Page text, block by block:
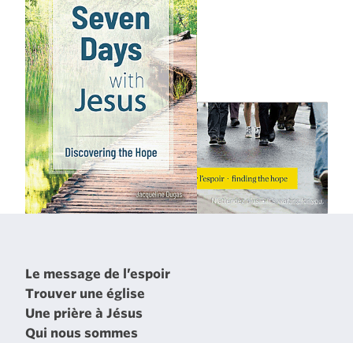
Le message de l’espoir
Trouver une église
Une prière à Jésus
Qui nous sommes